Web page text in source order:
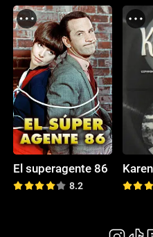
El superagente 86
8.2
Karen